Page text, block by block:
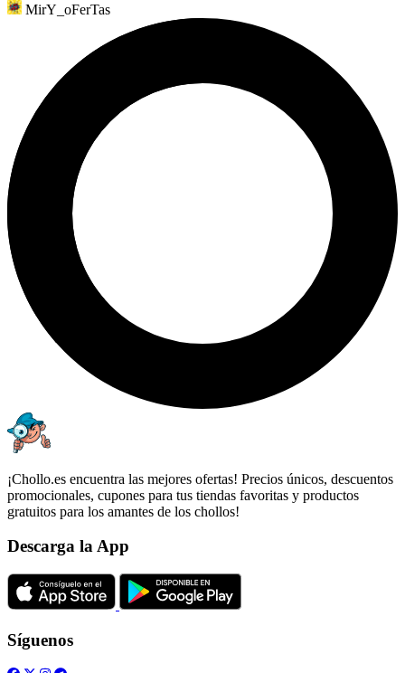
MirY_oFerTas
¡Chollo.es encuentra las mejores ofertas! Precios únicos, descuentos
promocionales, cupones para tus tiendas favoritas y productos
gratuitos para los amantes de los chollos!
Descarga la App
Síguenos